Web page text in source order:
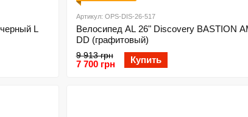
L
Артикул: OPS-DIS-26-517
Велосипед AL 26" Discovery BASTION
DD (графитовый)
9 913 грн
7 700 грн Купить